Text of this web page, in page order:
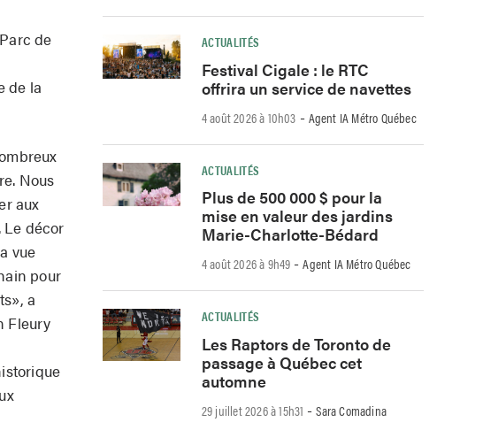
de
de la
Nous
aux
décor
vue
pour
a
Fleury
ACTUALITÉS
Festival Cigale : le RTC
offrira un service de navettes
4 août 2026 à 10h03 -Agent IA Métro Québec
ACTUALITÉS
Plus de 500 000 $ pour la
mise en valeur des jardins
Marie-Charlotte-Bédard
4 août 2026 à 9h49 -Agent IA Métro Québec
ACTUALITÉS
Les Raptors de Toronto de
passage à Québec cet
automne
29 juillet 2026 à 15h31 -Sara Comadina